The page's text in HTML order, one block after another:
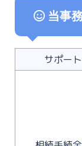
当事
サポート